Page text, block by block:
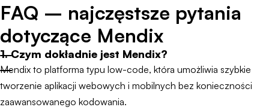
FAQ – najczęstsze pytania
dotyczące Mendix
1. Czym dokładnie jest Mendix?
Mendix to platforma typu low-code, która umożliwia szybkie
tworzenie aplikacji webowych i mobilnych bez konieczności
zaawansowanego kodowania.